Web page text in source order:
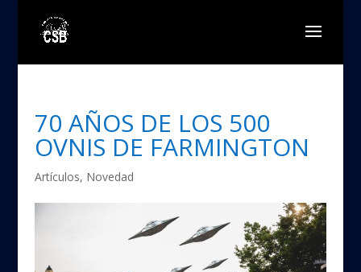
70 AÑOS DE LOS 500
OVNIS DE FARMINGTON
Artículos, Novedad